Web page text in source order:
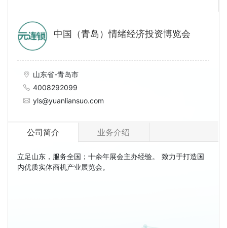
中国（青岛）情绪经济投资博览会
山东省-青岛市
4008292099
yls@yuanliansuo.com
公司简介 业务介绍
立足山东，服务全国；十余年展会主办经验。 致力于打造国
内优质实体商机产业展览会。